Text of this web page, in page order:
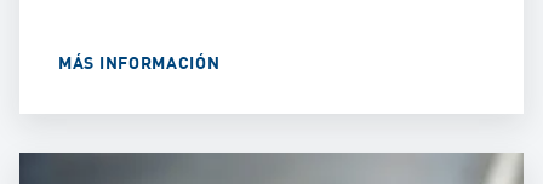
MÁS INFORMACIÓN